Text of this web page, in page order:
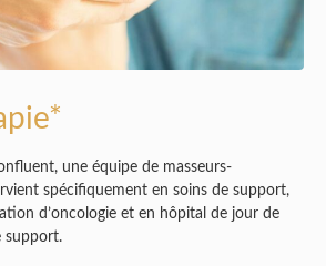
une équipe de masseurs-
spécifiquement en soins de support,
d’oncologie et en hôpital de jour de
support.